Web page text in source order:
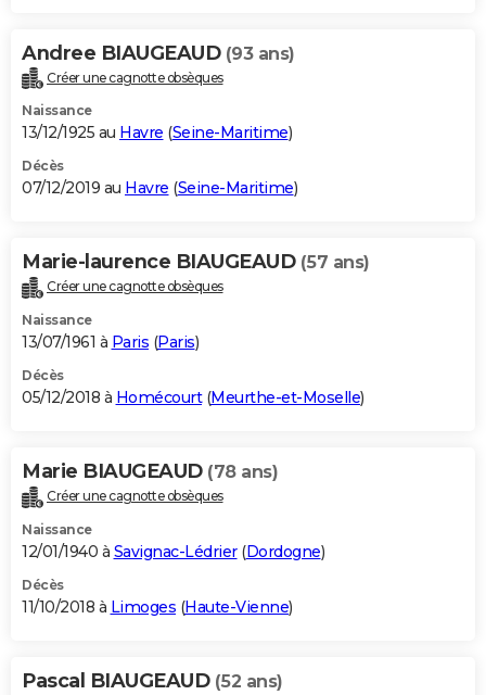
Andree BIAUGEAUD (93 ans)
Créer une cagnotte obsèques
Naissance
13/12/1925 au Havre (Seine-Maritime)
Décès
07/12/2019 au Havre (Seine-Maritime)
Marie-laurence BIAUGEAUD (57 ans)
Créer une cagnotte obsèques
Naissance
13/07/1961 à Paris (Paris)
Décès
05/12/2018 à Homécourt(Meurthe-et-Moselle)
Marie BIAUGEAUD (78 ans)
Créer une cagnotte obsèques
Naissance
12/01/1940 à Savignac-Lédrier(Dordogne)
Décès
11/10/2018 à Limoges (Haute-Vienne)
Pascal BIAUGEAUD (52 ans)